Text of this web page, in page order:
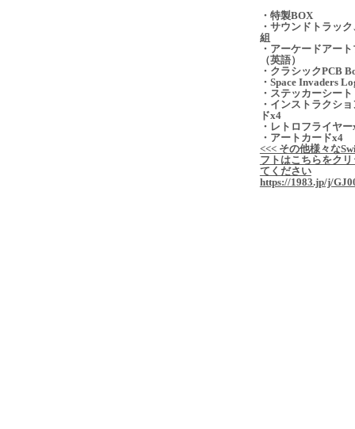
・特製BOX
・サウンドトラッ
組
・アーケードアー
（英語）
・クラシックPCB
・Space Invaders
・ステッカーシート
・インストラクシ
ドx4
・レトロフライヤー
・アートカードx4
<<< その他様々な
フトはこちらをク
てください
https://1983.jp/j/